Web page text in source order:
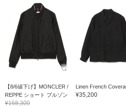
【8/6値下げ】MONCLER /
REPPE ショート ブルゾン
¥168,300
Linen French
¥35,200